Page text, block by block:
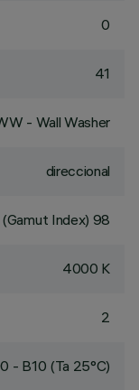
0
41
- Wall Washer
direccional
Index) 98
4000 K
2
- B10 (Ta 25°C)